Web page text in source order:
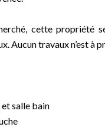
cette propriété
Aucun travaux n’est à
salle bain